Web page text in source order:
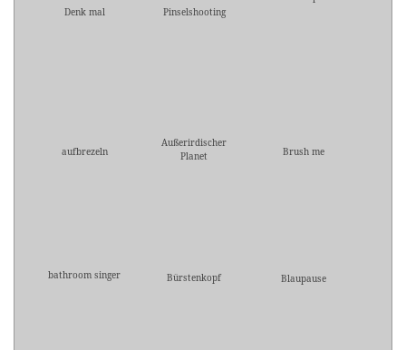
Denk mal Pinselshooting
aufbrezeln
Außerirdischer
Planet
Brush me
bathroom singer Bürstenkopf Blaupause